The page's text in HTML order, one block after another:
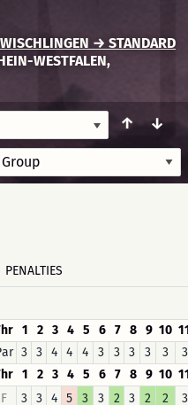
→ STANDARD
WESTFALEN,
↑ ↓
PENALTIES
1 2 3 4 5 6 7 8 9 10
3 3 4 4 4 3 3 3 3 3
3
1 2 3 4 5 6 7 8 9 10
F 3 3 4 5 3 3 2 3 2 2
3